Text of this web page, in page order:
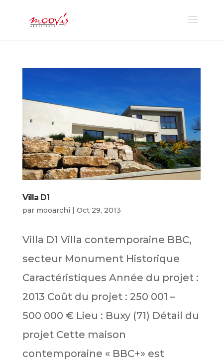
Villa D1
par mooarchi | Oct 29, 2013
Villa D1 Villa contemporaine BBC,
secteur Monument Historique
Caractéristiques Année du projet :
2013 Coût du projet : 250 001 –
500 000 € Lieu : Buxy (71) Détail du
projet Cette maison
contemporaine « BBC+» est